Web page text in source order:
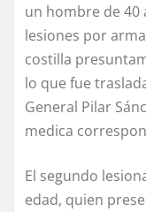
un hombre de 40
lesiones por
costilla
lo que fue
General Pilar
medica
El segundo
edad, quien